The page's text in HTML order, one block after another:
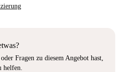
Fragen zu diesem Angebot hast,
helfen.